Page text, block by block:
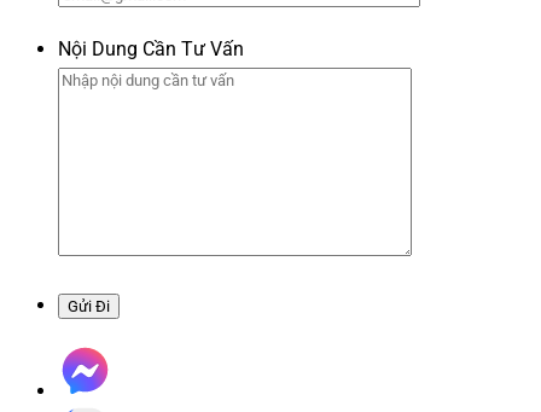
Nội Dung Cần Tư Vấn